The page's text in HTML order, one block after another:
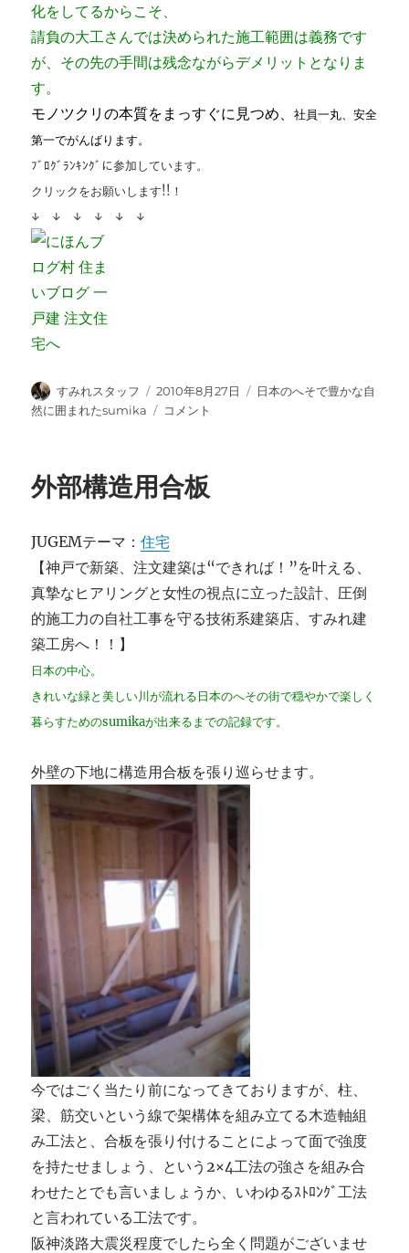
化をしてるからこそ、
請負の大工さんでは決められた施工範囲は義務です
が、その先の手間は残念ながらデメリットとなりま
す。
モノツクリの本質をまっすぐに見つめ、社員一丸、安全
第一でがんばります。
ﾌﾞﾛｸﾞﾗﾝｷﾝｸﾞに参加しています。
クリックをお願いします!!！
↓ ↓ ↓ ↓ ↓ ↓
投
稿
すみれスタッフ
投
稿
2010年8月27日
カ
日本のへそで豊かな自
然に囲まれたsumika
床
材
金
物
語
る
コメント
外部構造用合板
JUGEMテーマ：住宅
【神戸で新築、注文建築は“できれば！”を叶える、
真摯なヒアリングと女性の視点に立った設計、圧倒
的施工力の自社工事を守る技術系建築店、すみれ建
築工房へ！！】
日本の中心。
きれいな緑と美しい川が流れる日本のへその街で穏やかで楽しく
暮らすためのsumikaが出来るまでの記録です。
外壁の下地に構造用合板を張り巡らせます。
今ではごく当たり前になってきておりますが、柱、
梁、筋交いという線で架構体を組み立てる木造軸組
み工法と、合板を張り付けることによって面で強度
を持たせましょう、という2×4工法の強さを組み合
わせたとでも言いましょうか、いわゆるｽﾄﾛﾝｸﾞ工法
と言われている工法です。
阪神淡路大震災程度でしたら全く問題がございませ